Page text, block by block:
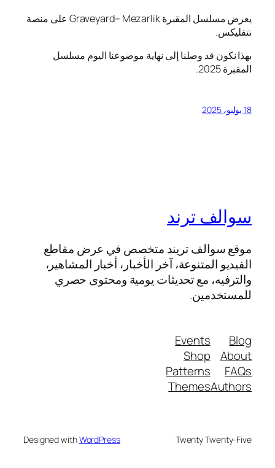
يعرض مسلسل المقبرة Graveyard– Mezarlik على منصة
نتفليكس.
بهذا نكون قد وصلنا إلى نهاية موضوعنا اليوم مسلسل
المقبرة 2025.
18 يوليو، 2025
سوالف ترند
موقع سوالف تريند متخصص في عرض مقاطع
الفيديو المتنوعة، آخر الأخبار، أخبار المشاهير،
والترفيه، مع تحديثات يومية ومحتوى حصري
للمستخدمين.
Blog
About
FAQs
Authors
Events
Shop
Patterns
Themes
Twenty Twenty-Five
Designed withWordPress